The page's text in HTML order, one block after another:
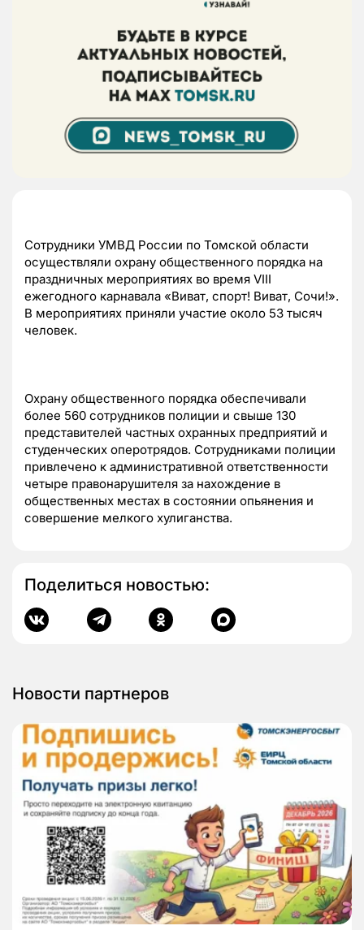
Сотрудники УМВД России по Томской области
осуществляли охрану общественного порядка на
праздничных мероприятиях во время VIII
ежегодного карнавала «Виват, спорт! Виват, Сочи!».
В мероприятиях приняли участие около 53 тысяч
человек.
Охрану общественного порядка обеспечивали
более 560 сотрудников полиции и свыше 130
представителей частных охранных предприятий и
студенческих оперотрядов. Сотрудниками полиции
привлечено к административной ответственности
четыре правонарушителя за нахождение в
общественных местах в состоянии опьянения и
совершение мелкого хулиганства.
Поделиться новостью:
Новости партнеров